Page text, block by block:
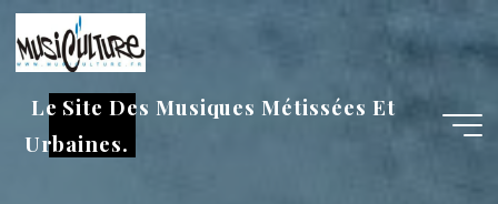
Aller
au
contenu
Le Site Des Musiques Métissées Et
Urbaines.